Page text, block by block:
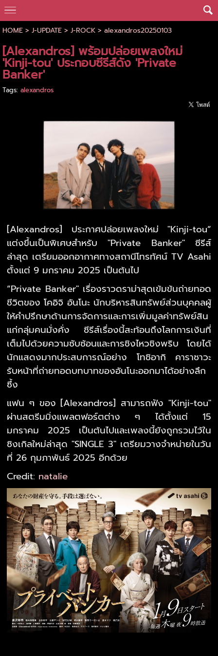
HOME> J-UPDATE> J-ROCK> alexandros20250103
[Alexandros] พร้อมปล่อยเพลงใหม่
'Kinji-tou' ประกอบซีรีส์ดัง 'Private
Banker'
Tags: alexandros
[Alexandros] ประกาศปล่อยเพลงใหม่ "Kinji-tou”
แต่งขึ้นเป็นพิเศษสำหรับ "Private Banker" ซีรีส์
ล่าสุด เตรียมออกอากาศทางสถานีโทรทัศน์ TV Asahi
ตั้งแต่ 9 มกราคม 2025 เป็นต้นไป
“Private Banker" เรื่องราวดราม่าสุดเข้มข้นถ่ายทอด
ชีวิตของ โคอิจิ อันโนะ นักบริหารสินทรัพย์ส่วนบุคคลผู้
ให้คำปรึกษาด้านการจัดการและการเพิ่มมูลค่าทรัพย์สิน
แก่กลุ่มคนมั่งคั่ง ซีรีส์เรื่องนี้สะท้อนถึงโลกการเงินที่
เต็มไปด้วยความซับซ้อนและการชิงไหวชิงพริบ โดยได้
นักแสดงมากประสบการณ์อย่าง โทชิอากิ คาราซาวะ
รับหน้าที่ถ่ายทอดบทบาทของอันโนะออกมาได้อย่างลึก
ซึ้ง
แฟน ๆ ของ [Alexandros] สามารถฟัง "Kinji-tou"
ผ่านสตรีมมิ่งแพลตฟอร์ตต่าง ๆ ได้ตั้งแต่ 15
มกราคม 2025 เป็นต้นไปและเพลงนี้ยังถูกรวมไว้ใน
ซิงเกิลใหม่ล่าสุด "SINGLE 3" เตรียมวางจำหน่ายในวัน
ที่ 26 กุมภาพันธ์ 2025 อีกด้วย
Credit: natalie